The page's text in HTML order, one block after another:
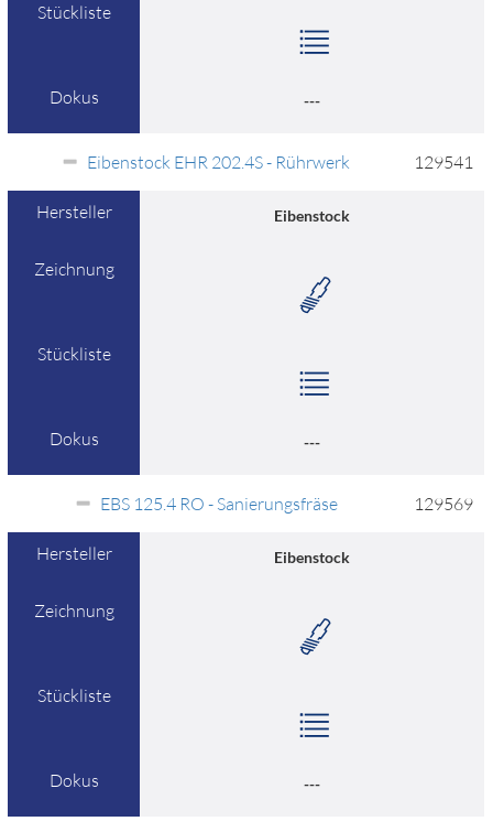
Stückliste
Dokus ---
Eibenstock EHR 202.4S - Rührwerk 129541
Hersteller Eibenstock
Zeichnung
Stückliste
Dokus ---
EBS 125.4 RO - Sanierungsfräse 129569
Hersteller Eibenstock
Zeichnung
Stückliste
Dokus ---